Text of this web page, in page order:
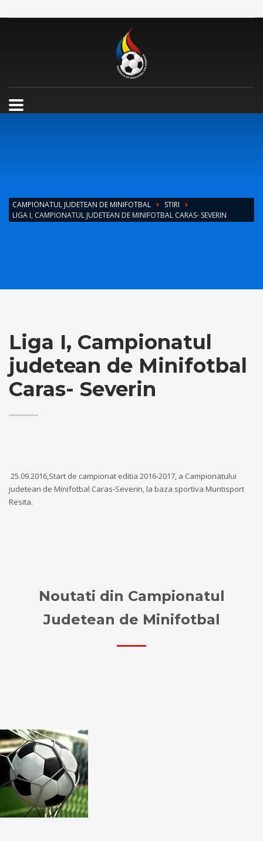
CAMPIONATUL JUDETEAN DE MINIFOTBAL
STIRI
LIGA I, CAMPIONATUL JUDETEAN DE MINIFOTBAL CARAS- SEVERIN
Liga I, Campionatul
judetean de Minifotbal
Caras- Severin
25.09.2016,Start de campionat editia 2016-2017, a Campionatului
judetean de Minifotbal Caras-Severin, la baza sportiva Muntisport
Resita.
Noutati din Campionatul
Judetean de Minifotbal